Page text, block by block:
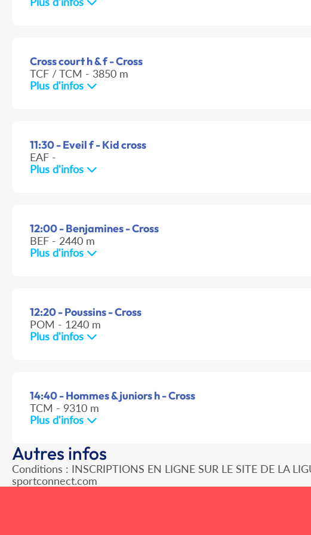
Cross court h & f - Cross
TCF / TCM - 3850 m
Plus d'infos
11:30 - Eveil f - Kid cross
EAF -
Plus d'infos
12:00 - Benjamines - Cross
BEF - 2440 m
Plus d'infos
12:20 - Poussins - Cross
POM - 1240 m
Plus d'infos
14:40 - Hommes & juniors h - Cross
TCM - 9310 m
Plus d'infos
Autres infos
Conditions : INSCRIPTIONS EN LIGNE SUR LE SITE DE LA
sportconnect.com